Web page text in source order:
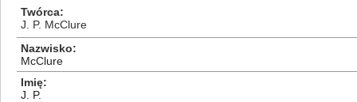
Twórca
J. P. McClure
Nazwisko
McClure
Imię
J. P.